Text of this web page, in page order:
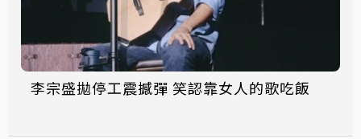
李宗盛拋停工震撼彈 笑認靠女人的歌吃飯